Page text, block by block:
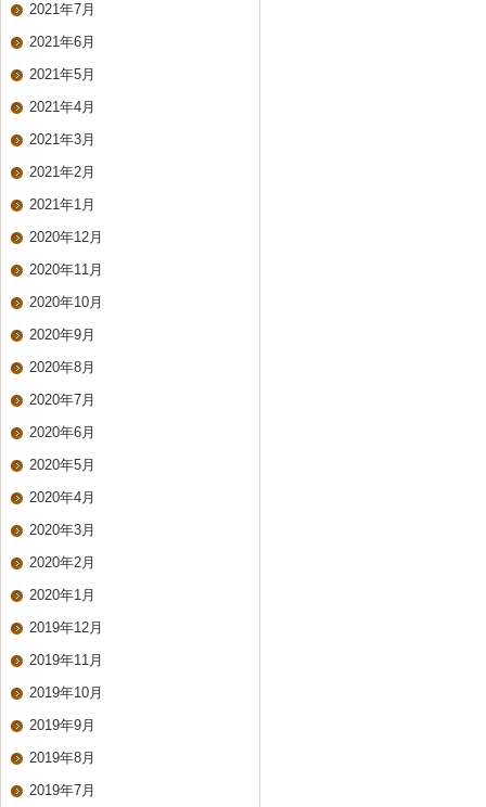
2021年7月
2021年6月
2021年5月
2021年4月
2021年3月
2021年2月
2021年1月
2020年12月
2020年11月
2020年10月
2020年9月
2020年8月
2020年7月
2020年6月
2020年5月
2020年4月
2020年3月
2020年2月
2020年1月
2019年12月
2019年11月
2019年10月
2019年9月
2019年8月
2019年7月